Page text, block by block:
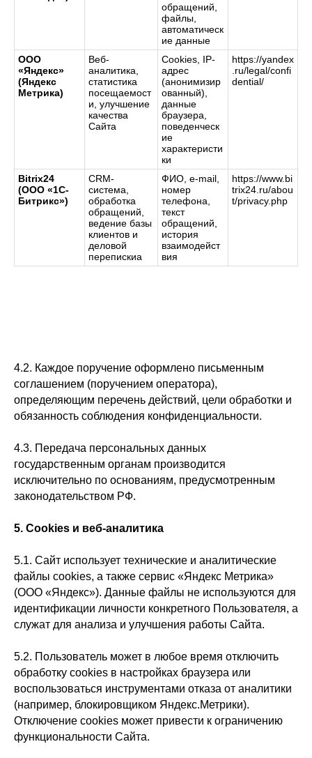
обращений,
файлы,
автоматическ
ие данные
ООО
«Яндекс»
(Яндекс
Метрика)
Веб-
аналитика,
статистика
посещаемост
и, улучшение
качества
Сайта
Cookies, IP-
адрес
(анонимизир
ованный),
данные
браузера,
поведенческ
ие
характеристи
ки
https://yandex
.ru/legal/confi
dential/
Bitrix24
(ООО «1С-
Битрикс»)
CRM-
система,
обработка
обращений,
ведение базы
клиентов и
деловой
перепискиа
ФИО, e-mail,
номер
телефона,
текст
обращений,
история
взаимодейст
вия
https://www.bi
trix24.ru/abou
t/privacy.php
4.2. Каждое поручение оформлено письменным
соглашением (поручением оператора),
определяющим перечень действий, цели обработки и
обязанность соблюдения конфиденциальности.
4.3. Передача персональных данных
государственным органам производится
исключительно по основаниям, предусмотренным
законодательством РФ.
5. Cookies и веб-аналитика
5.1. Сайт использует технические и аналитические
файлы cookies, а также сервис «Яндекс Метрика»
(ООО «Яндекс»). Данные файлы не используются для
идентификации личности конкретного Пользователя, а
служат для анализа и улучшения работы Сайта.
5.2. Пользователь может в любое время отключить
обработку cookies в настройках браузера или
воспользоваться инструментами отказа от аналитики
(например, блокировщиком Яндекс.Метрики).
Отключение cookies может привести к ограничению
функциональности Сайта.